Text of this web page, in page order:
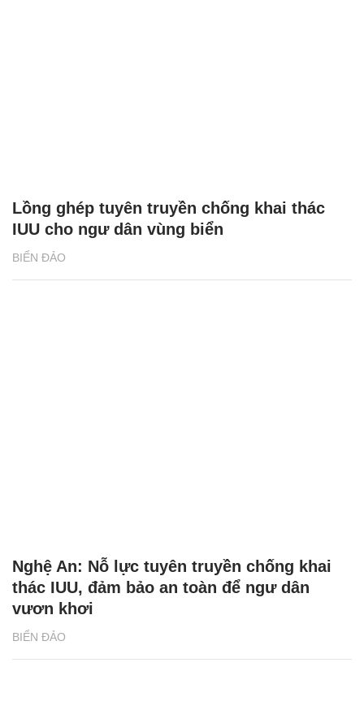
BIỂN ĐẢO
Lồng ghép tuyên truyền chống khai thác
IUU cho ngư dân vùng biển
BIỂN ĐẢO
Nghệ An: Nỗ lực tuyên truyền chống khai
thác IUU, đảm bảo an toàn để ngư dân
vươn khơi